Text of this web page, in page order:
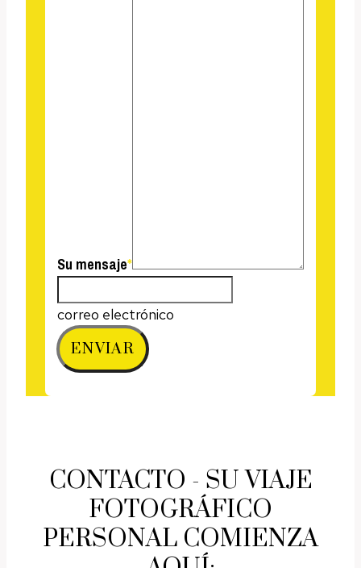
Su mensaje*
correo electrónico
ENVIAR
CONTACTO - SU VIAJE
FOTOGRÁFICO
PERSONAL COMIENZA